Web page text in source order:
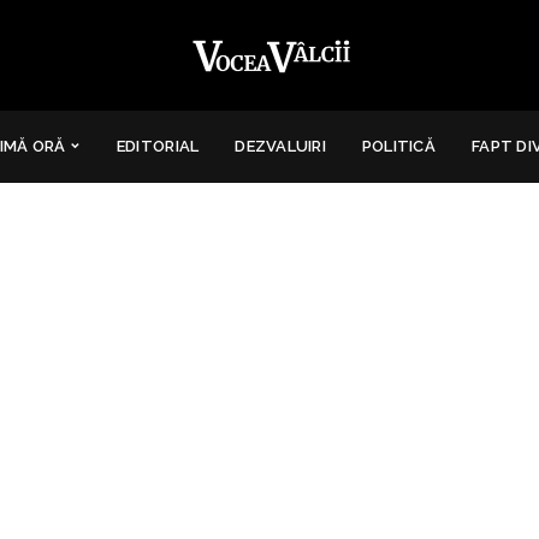
ORĂ EDITORIAL DEZVALUIRI POLITICĂ FAPT